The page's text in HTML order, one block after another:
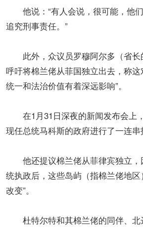
他说：“有人会说，很可能，他
追究刑事责任。”
此外，众议员罗穆阿尔多（省长
呼吁将棉兰佬从菲国独立出去，称这
统一和法治价值有着深远影响”。
在1月31日深夜的新闻发布会上
现任总统马科斯的政府进行了一连串
他还提议棉兰佬从菲律宾独立，
统执政后，这些岛屿（指棉兰佬地
改变”。
杜特尔特和其棉兰佬的同伴、北